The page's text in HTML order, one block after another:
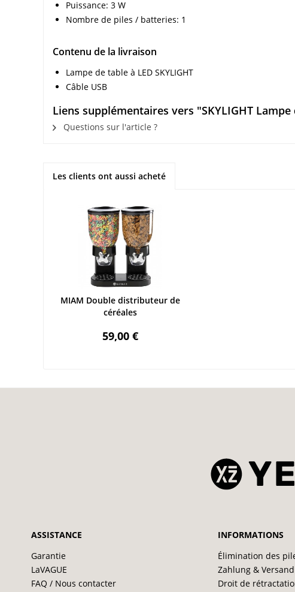
Puissance: 3 W
Nombre de piles / batteries: 1
Contenu de la livraison
Lampe de table à LED SKYLIGHT
Câble USB
Liens supplémentaires vers "SKYLIGHT
Questions sur l'article ?
Les clients ont aussi acheté
MIAM Double distributeur de
céréales
59,00 €
ASSISTANCE
Garantie
LaVAGUE
FAQ / Nous contacter
INFORMATIONS
Élimination des
Zahlung & Versand
Droit de